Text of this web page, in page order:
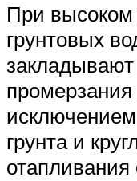
При
грунтовых
промерзания
грунта и
отапливания